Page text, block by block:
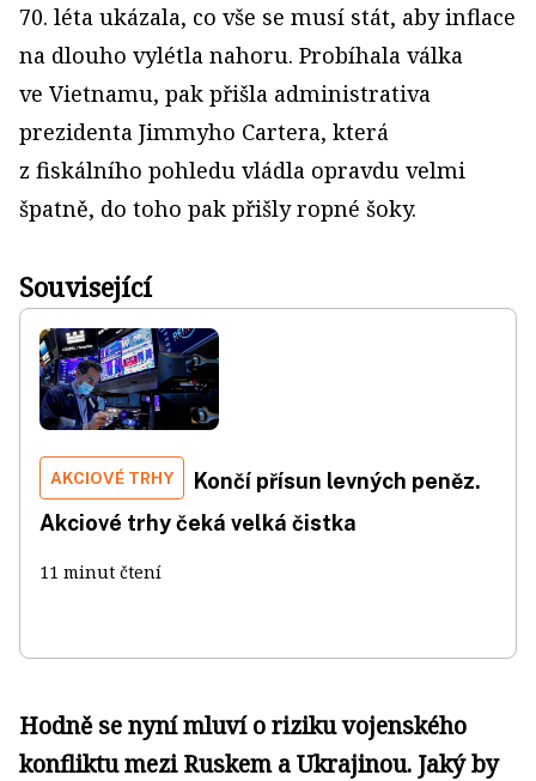
70. léta ukázala, co vše se musí stát, aby inflace
na dlouho vylétla nahoru. Probíhala válka
ve Vietnamu, pak přišla administrativa
prezidenta Jimmyho Cartera, která
z fiskálního pohledu vládla opravdu velmi
špatně, do toho pak přišly ropné šoky.
Související
AKCIOVÉ TRHY
Končí přísun levných peněz.
Akciové trhy čeká velká čistka
11 minut čtení
Hodně se nyní mluví o riziku vojenského
konfliktu mezi Ruskem a Ukrajinou. Jaký by